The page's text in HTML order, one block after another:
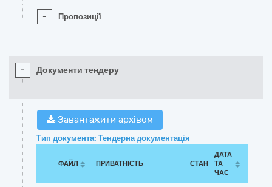
- Пропозиції
- Документи тендеру
Завантажити архівом
Тип документа: Тендерна документація
ФАЙЛ ПРИВАТНІСТЬ СТАН
ДАТА
ТА
ЧАС